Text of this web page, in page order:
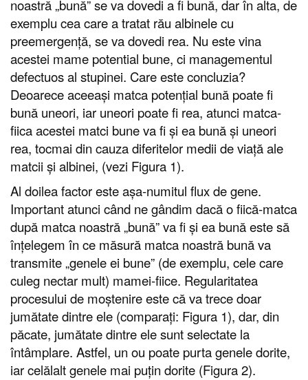
noastră „bună” se va dovedi a fi bună, dar în alta, de
exemplu cea care a tratat rău albinele cu
preemergență, se va dovedi rea. Nu este vina
acestei mame potential bune, ci managementul
defectuos al stupinei. Care este concluzia?
Deoarece aceeași matca potențial bună poate fi
bună uneori, iar uneori poate fi rea, atunci matca-
fiica acestei matci bune va fi și ea bună și uneori
rea, tocmai din cauza diferitelor medii de viață ale
matcii și albinei, (vezi Figura 1).
Al doilea factor este așa-numitul flux de gene.
Important atunci când ne gândim dacă o fiică-matca
după matca noastră „bună” va fi și ea bună este să
înțelegem în ce măsură matca noastră bună va
transmite „genele ei bune” (de exemplu, cele care
culeg nectar mult) mamei-fiice. Regularitatea
procesului de moștenire este că va trece doar
jumătate dintre ele (comparați: Figura 1), dar, din
păcate, jumătate dintre ele sunt selectate la
întâmplare. Astfel, un ou poate purta genele dorite,
iar celălalt genele mai puțin dorite (Figura 2).